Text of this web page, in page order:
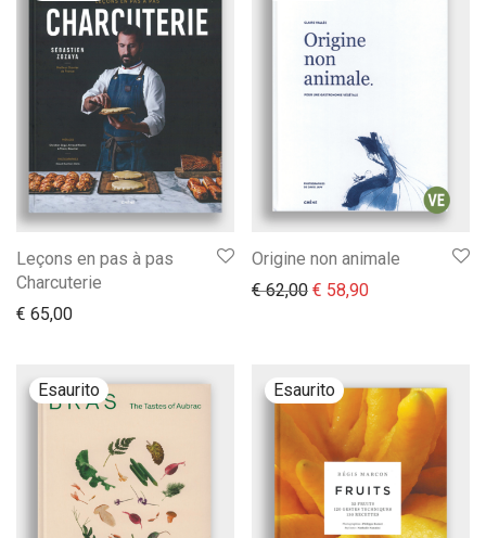
Leçons en pas à pas
Charcuterie
€ 65,00
Origine non animale
€62,00 Il prezzo originale era:
€ 58,90Il prezzo